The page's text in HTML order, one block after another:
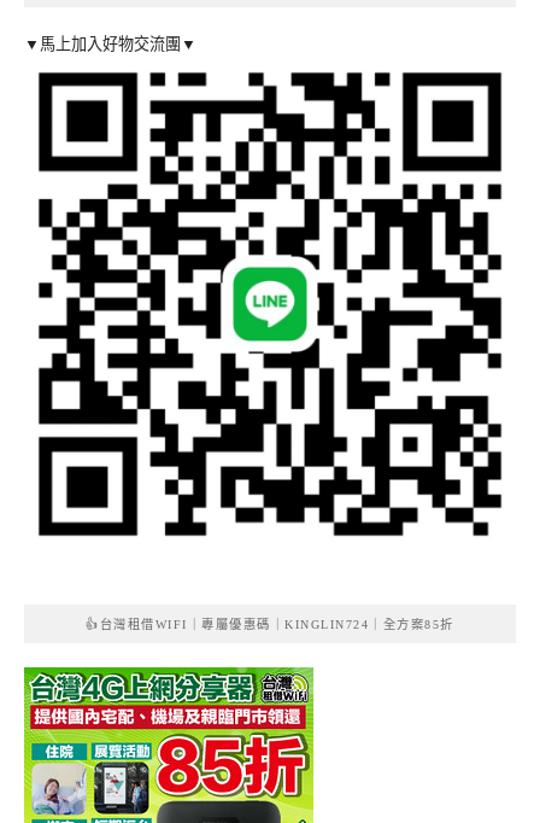
▼馬上加入好物交流團▼
👍台灣租借WIFI｜專屬優惠碼｜KINGLIN724｜全方案85折